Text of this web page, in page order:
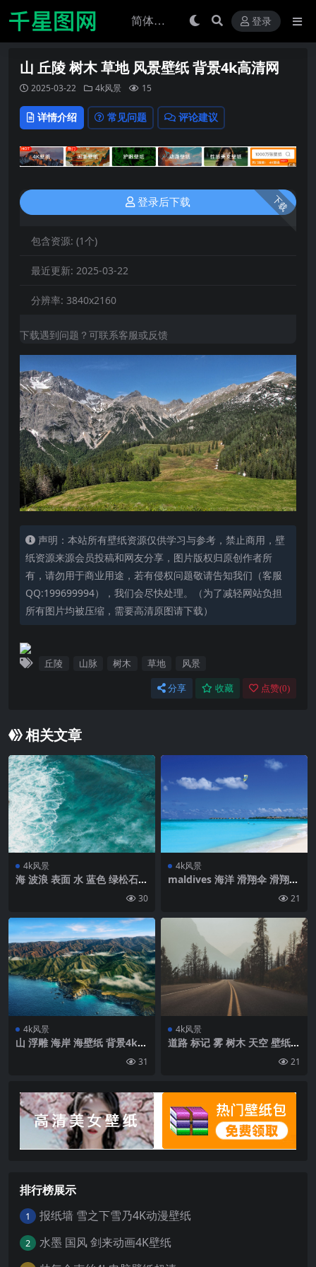
登录
山 丘陵 树木 草地 风景壁纸 背景4k高清网
2025-03-22 4k风景 15
详情介绍 常见问题 评论建议
下载
登录后下载
包含资源: (1个)
最近更新: 2025-03-22
分辨率: 3840x2160
下载遇到问题？可联系客服或反馈
声明：本站所有壁纸资源仅供学习与参考，禁止商用，壁
纸资源来源会员投稿和网友分享，图片版权归原创作者所
有，请勿用于商业用途，若有侵权问题敬请告知我们（客服
QQ:199699994），我们会尽快处理。（为了减轻网站负担
所有图片均被压缩，需要高清原图请下载）
丘陵 山脉 树木 草地 风景
分享 收藏 点赞(0)
相关文章
4k风景
海 波浪 表面 水 蓝色 绿松石壁
30
4k风景
maldives 海洋 滑翔伞 滑翔伞
21
4k风景
山 浮雕 海岸 海壁纸 背景4k高
31
4k风景
道路 标记 雾 树木 天空 壁纸
21
排行榜展示
1 报纸墙 雪之下雪乃4K动漫壁纸
2 水墨 国风 剑来动画4K壁纸